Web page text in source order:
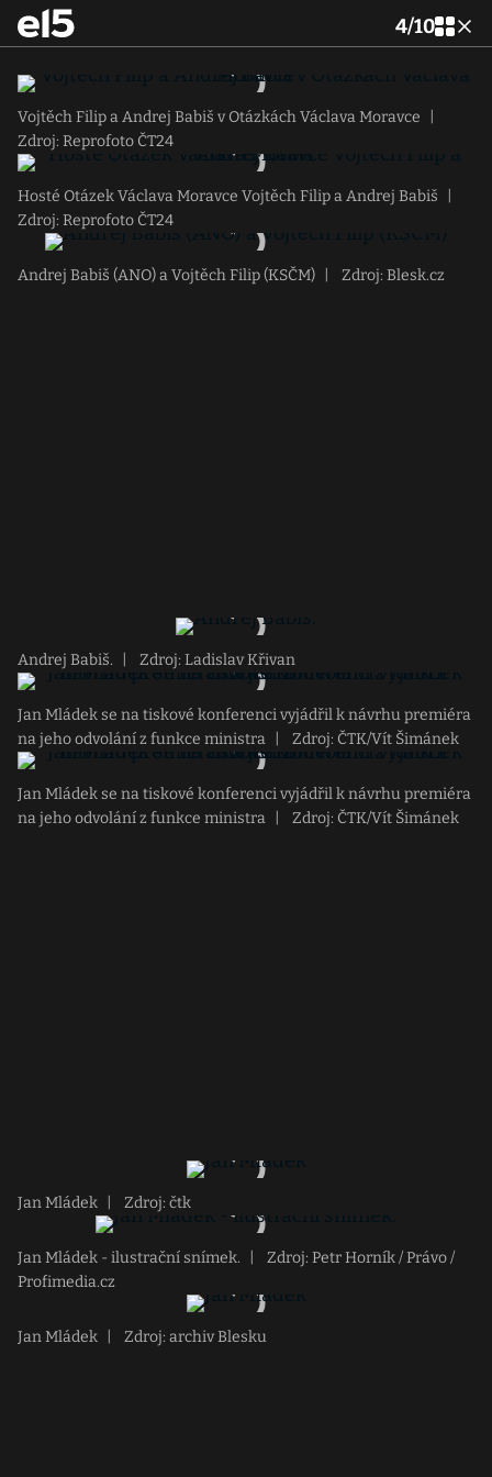
4/10
Vojtěch Filip a Andrej Babiš v Otázkách Václava Moravce
Zdroj: Reprofoto ČT24
Hosté Otázek Václava Moravce Vojtěch Filip a Andrej Babiš
Zdroj: Reprofoto ČT24
Andrej Babiš (ANO) a Vojtěch Filip (KSČM) Zdroj: Blesk.cz
Andrej Babiš. Zdroj: Ladislav Křivan
Jan Mládek se na tiskové konferenci vyjádřil k návrhu premiéra
na jeho odvolání z funkce ministra
Zdroj: ČTK/Vít Šimánek
Jan Mládek se na tiskové konferenci vyjádřil k návrhu premiéra
na jeho odvolání z funkce ministra
Zdroj: ČTK/Vít Šimánek
Jan Mládek Zdroj: čtk
Jan Mládek - ilustrační snímek.
Zdroj: Petr Horník / Právo /
Profimedia.cz
Jan Mládek Zdroj: archiv Blesku